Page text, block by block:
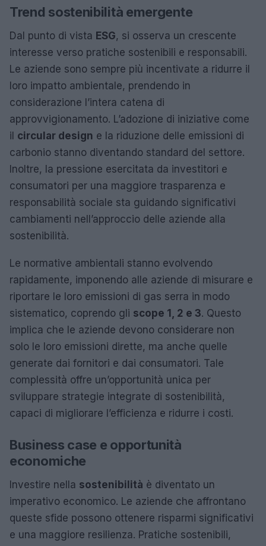
Trend sostenibilità emergente
Dal punto di vista ESG, si osserva un crescente
interesse verso pratiche sostenibili e responsabili.
Le aziende sono sempre più incentivate a ridurre il
loro impatto ambientale, prendendo in
considerazione l’intera catena di
approvvigionamento. L’adozione di iniziative come
il circular design e la riduzione delle emissioni di
carbonio stanno diventando standard del settore.
Inoltre, la pressione esercitata da investitori e
consumatori per una maggiore trasparenza e
responsabilità sociale sta guidando significativi
cambiamenti nell’approccio delle aziende alla
sostenibilità.
Le normative ambientali stanno evolvendo
rapidamente, imponendo alle aziende di misurare e
riportare le loro emissioni di gas serra in modo
sistematico, coprendo gli scope 1, 2 e 3. Questo
implica che le aziende devono considerare non
solo le loro emissioni dirette, ma anche quelle
generate dai fornitori e dai consumatori. Tale
complessità offre un’opportunità unica per
sviluppare strategie integrate di sostenibilità,
capaci di migliorare l’efficienza e ridurre i costi.
Business case e opportunità
economiche
Investire nella sostenibilità è diventato un
imperativo economico. Le aziende che affrontano
queste sfide possono ottenere risparmi significativi
e una maggiore resilienza. Pratiche sostenibili,